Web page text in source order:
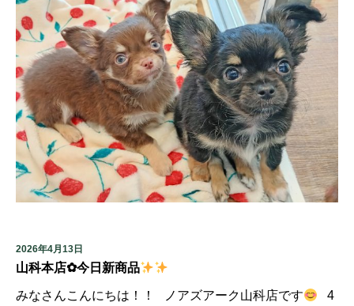
2026年4月13日
山科本店✿今日新商品
みなさんこんにちは！！ ノアズアーク山科店です 4